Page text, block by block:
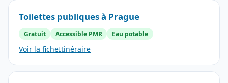
Toilettes publiques à Prague
Gratuit Accessible PMR Eau potable
Voir la ficheItinéraire